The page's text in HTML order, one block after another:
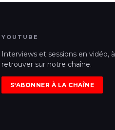
YOUTUBE
Interviews et sessions en vidéo, à
retrouver sur notre chaîne.
S'ABONNER À LA CHAÎNE